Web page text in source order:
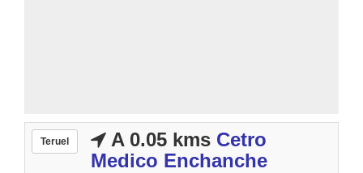
Teruel A 0.05 kms Cetro
Medico Enchanche